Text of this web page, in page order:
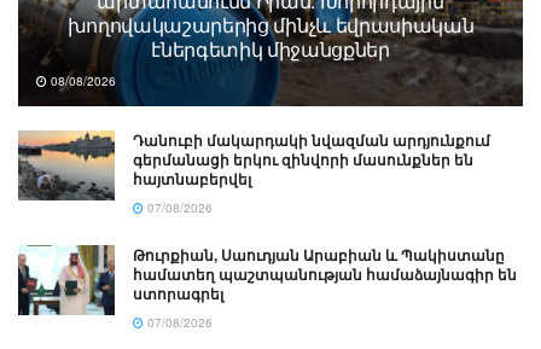
խողովակաշարերից մինչև եվրասիական
էներգետիկ միջանցքներ
08/08/2026
Դանուբի մակարդակի նվազման արդյունքում
գերմանացի երկու զինվորի մասունքներ են
հայտնաբերվել
07/08/2026
Թուրքիան, Սաուդյան Արաբիան և Պակիստանը
համատեղ պաշտպանության համաձայնագիր են
ստորագրել
07/08/2026